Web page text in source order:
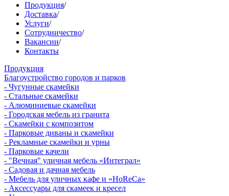
Продукция/
Доставка/
Услуги/
Сотрудничество/
Вакансии/
Контакты
Продукция
Благоустройство городов и парков
- Чугунные скамейки
- Стальные скамейки
- Алюминиевые скамейки
- Городская мебель из гранита
- Скамейки с композитом
- Парковые диваны и скамейки
- Рекламные скамейки и урны
- Парковые качели
- "Вечная" уличная мебель «Интеграл»
- Садовая и дачная мебель
- Мебель для уличных кафе и «HoReCa»
- Аксессуары для скамеек и кресел